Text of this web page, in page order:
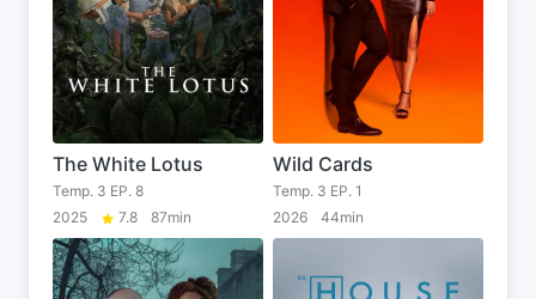
The White Lotus
Temp. 3 EP. 8
2025
7.8 87min
Wild Cards
Temp. 3 EP. 1
2026
44min